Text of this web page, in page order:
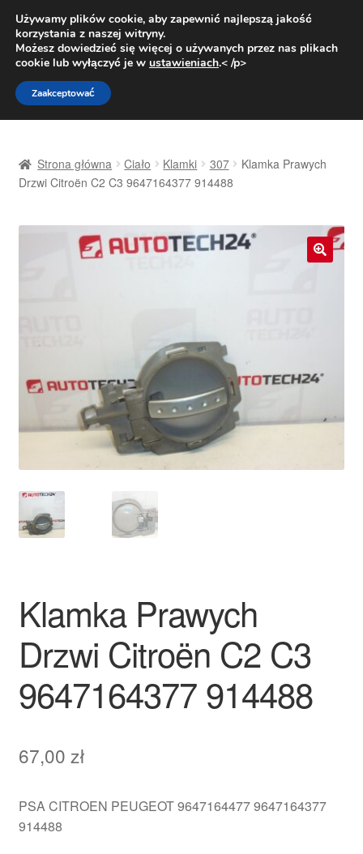
DOSTAWA od 31 zł
Pn.-pt. 9:00-16:00800 003 167
Przejdź
do
nawigacji
Przejdź
do
treści
Dostawa
O nas
Płatności
Polityka prywatności
Skarga
Zamówienia
Zasady i warunki
Strona główna Ciało Klamki 307
Klamka Prawych
Drzwi Citroën C2 C3 9647164377 914488
Klamka Prawych
Drzwi Citroën C2 C3
9647164377 914488
67,00 zł
PSA CITROEN PEUGEOT 9647164477 9647164377
914488
Używamy plików cookie, aby zapewnić najlepszą jakość
korzystania z naszej witryny.
Możesz dowiedzieć się więcej o używanych przez nas plikach
cookie lub wyłączyć je w ustawieniach.< /p>
Zaakceptować